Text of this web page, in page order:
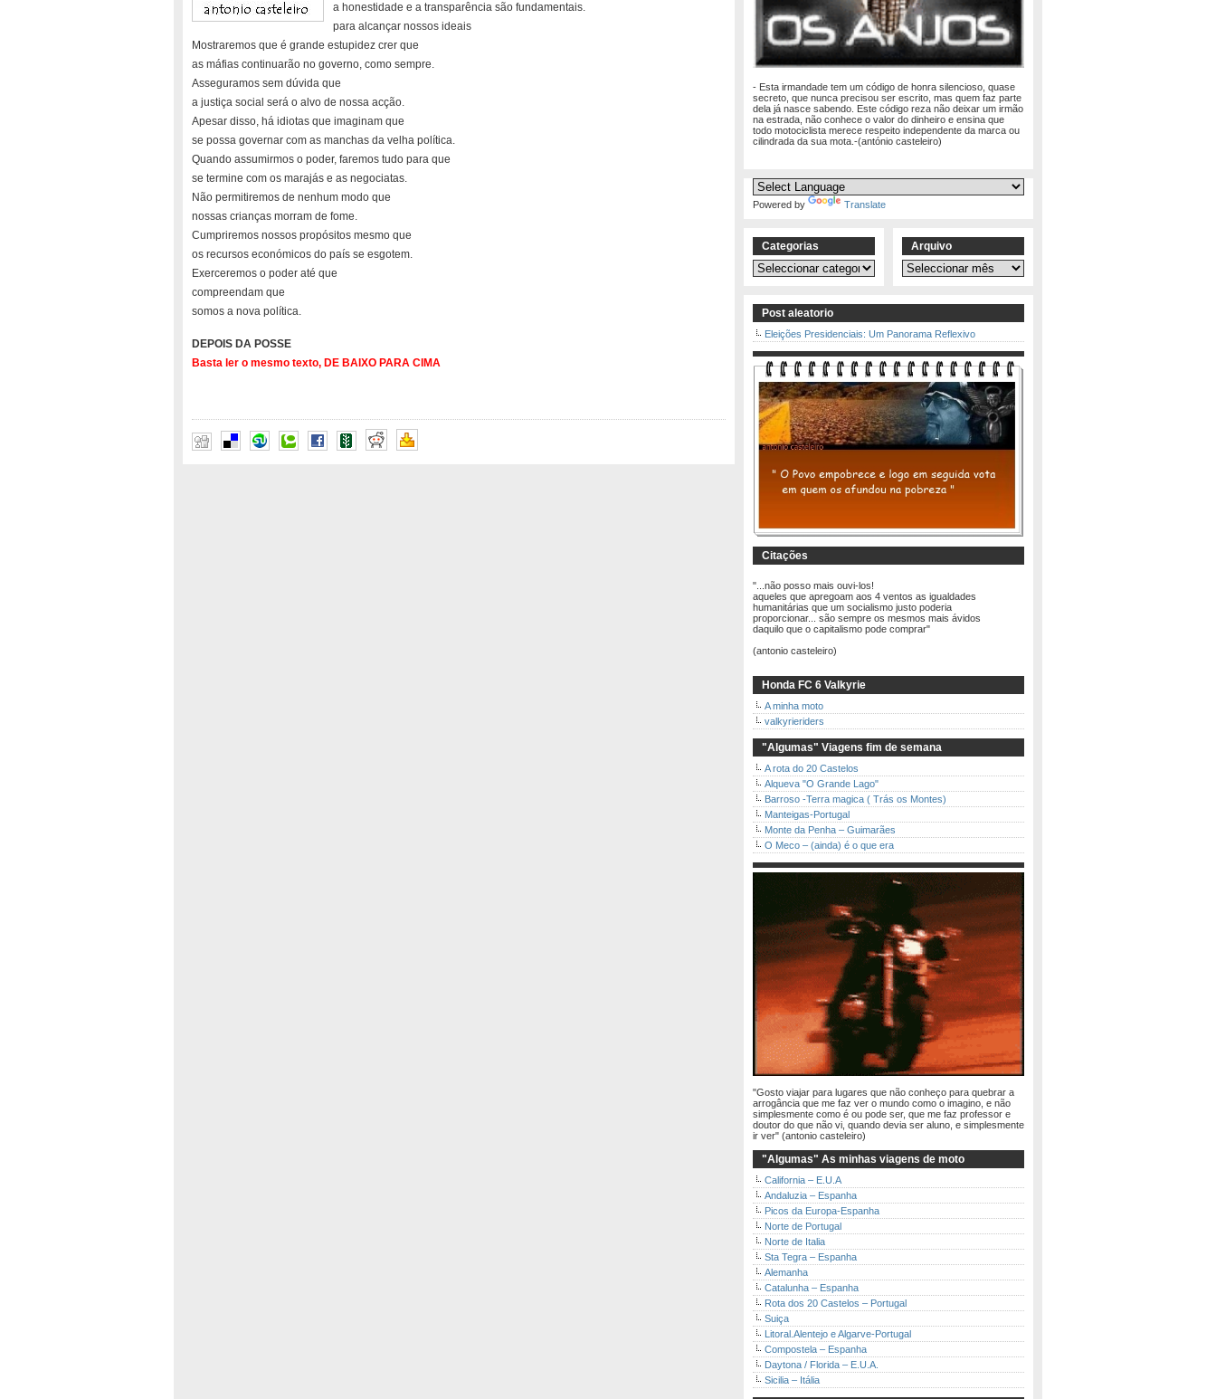
a honestidade e a transparência são fundamentais.
para alcançar nossos ideais
Mostraremos que é grande estupidez crer que
as máfias continuarão no governo, como sempre.
Asseguramos sem dúvida que
a justiça social será o alvo de nossa acção.
Apesar disso, há idiotas que imaginam que
se possa governar com as manchas da velha política.
Quando assumirmos o poder, faremos tudo para que
se termine com os marajás e as negociatas.
Não permitiremos de nenhum modo que
nossas crianças morram de fome.
Cumpriremos nossos propósitos mesmo que
os recursos económicos do país se esgotem.
Exerceremos o poder até que
compreendam que
somos a nova política.
DEPOIS DA POSSE
Basta ler o mesmo texto, DE BAIXO PARA CIMA
- Esta irmandade tem um código de honra silencioso, quase
secreto, que nunca precisou ser escrito, mas quem faz parte
dela já nasce sabendo. Este código reza não deixar um irmão
na estrada, não conhece o valor do dinheiro e ensina que
todo motociclista merece respeito independente da marca ou
cilindrada da sua mota.-(antónio casteleiro)
Powered by Translate
Categorias
Categorias
Arquivo
Arquivo
Post aleatorio
Eleições Presidenciais: Um Panorama Reflexivo
Citações
"...não posso mais ouvi-los!
aqueles que apregoam aos 4 ventos as igualdades
humanitárias que um socialismo justo poderia
proporcionar... são sempre os mesmos mais ávidos
daquilo que o capitalismo pode comprar"
(antonio casteleiro)
Honda FC 6 Valkyrie
A minha moto
valkyrieriders
"Algumas" Viagens fim de semana
A rota do 20 Castelos
Alqueva "O Grande Lago"
Barroso -Terra magica ( Trás os Montes)
Manteigas-Portugal
Monte da Penha – Guimarães
O Meco – (ainda) é o que era
"Gosto viajar para lugares que não conheço para quebrar a
arrogância que me faz ver o mundo como o imagino, e não
simplesmente como é ou pode ser, que me faz professor e
doutor do que não vi, quando devia ser aluno, e simplesmente
ir ver" (antonio casteleiro)
"Algumas" As minhas viagens de moto
California – E.U.A
Andaluzia – Espanha
Picos da Europa-Espanha
Norte de Portugal
Norte de Italia
Sta Tegra – Espanha
Alemanha
Catalunha – Espanha
Rota dos 20 Castelos – Portugal
Suiça
Litoral.Alentejo e Algarve-Portugal
Compostela – Espanha
Daytona / Florida – E.U.A.
Sicilia – Itália